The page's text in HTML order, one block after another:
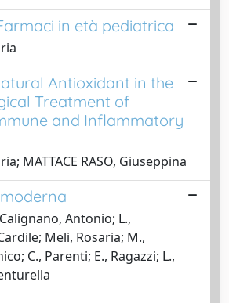
in età pediatrica
Antioxidant in the
Treatment of
and Inflammatory
MATTACE RASO, Giuseppina
Antonio; L.,
Meli, Rosaria; M.,
C., Parenti; E., Ragazzi; L.,